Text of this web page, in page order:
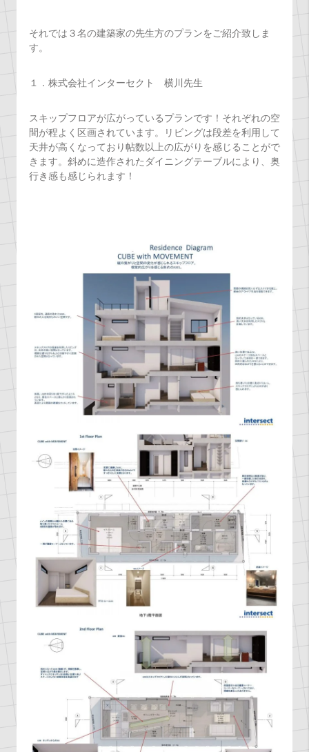
それでは３名の建築家の先生方のプランをご紹介致しま
す。
１．株式会社インターセクト 横川先生
スキップフロアが広がっているプランです！それぞれの空
間が程よく区画されています。リビングは段差を利用して
天井が高くなっており帖数以上の広がりを感じることがで
きます。斜めに造作されたダイニングテーブルにより、奥
行き感も感じられます！